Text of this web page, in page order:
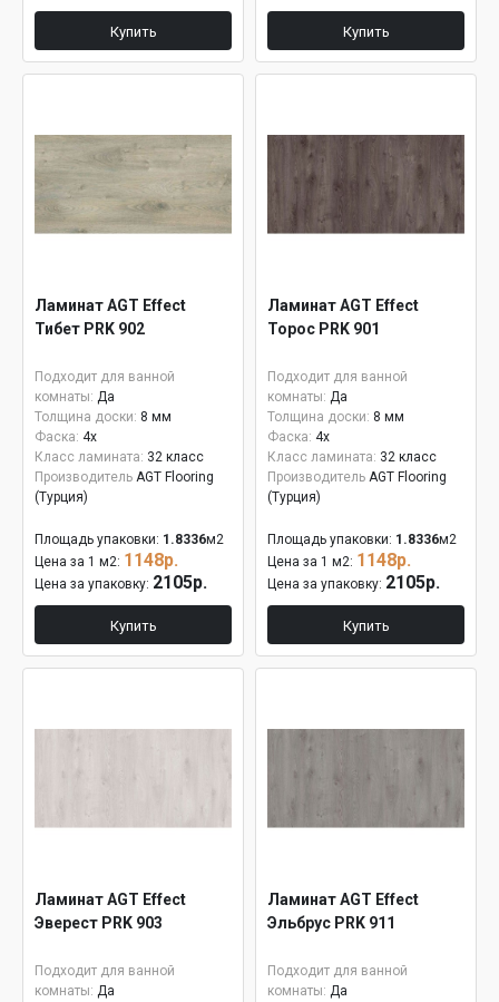
Купить Купить
Ламинат AGT Effect
Тибет PRK 902
Подходит для ванной
комнаты: Да
Толщина доски: 8 мм
Фаска: 4x
Класс ламината: 32 класс
Производитель AGT Flooring
(Турция)
Площадь упаковки: 1.8336м2
Цена за 1 м2: 1148р.
Цена за упаковку: 2105р.
Купить
Ламинат AGT Effect
Торос PRK 901
Подходит для ванной
комнаты: Да
Толщина доски: 8 мм
Фаска: 4x
Класс ламината: 32 класс
Производитель AGT Flooring
(Турция)
Площадь упаковки: 1.8336м2
Цена за 1 м2: 1148р.
Цена за упаковку: 2105р.
Купить
Ламинат AGT Effect
Эверест PRK 903
Подходит для ванной
комнаты: Да
Ламинат AGT Effect
Эльбрус PRK 911
Подходит для ванной
комнаты: Да